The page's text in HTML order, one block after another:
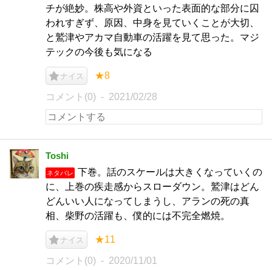
チが絶妙。株高や外資といった表面的な部分に囚
われすぎず、原因、中身を見ていくことが大切、
と鷲津やアカマ自動車の活躍を見て思った。マジ
テックの今後も気になる
ナイス ★8
コメント(0) 2021/02/28
Toshi
ネタバレ
下巻。話のスケールは大きくなっていくの
に、上巻の疾走感からスローダウン。鷲津はどん
どんいい人になってしまうし、アランの死の真
相、柴野の活躍も、僕的には不完全燃焼。
ナイス ★11
コメント(0) 2020/11/01